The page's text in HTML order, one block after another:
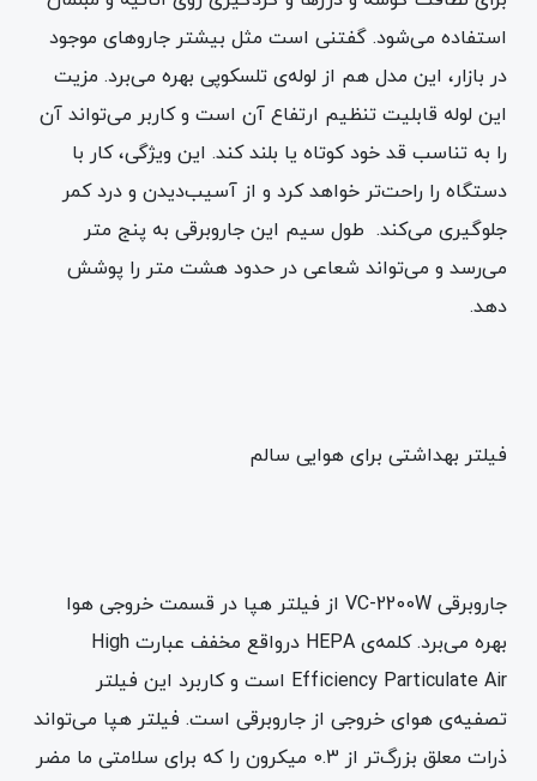
استفاده می‌شود. گفتنی است مثل بیشتر جاروهای موجود
در بازار، این مدل هم از لوله‌ی تلسکوپی بهره می‌برد. مزیت
این لوله قابلیت تنظیم ارتفاع آن است و کاربر می‌تواند آن
را به تناسب قد خود کوتاه یا بلند کند. این ویژگی، کار با
دستگاه را راحت‌تر خواهد کرد و از آسیب‌دیدن و درد کمر
جلوگیری می‌کند. طول سیم این جاروبرقی به پنج متر
می‌رسد و می‌تواند شعاعی در حدود هشت متر را پوشش
دهد.
فیلتر بهداشتی برای هوایی سالم
جاروبرقی VC-2200W از فیلتر هپا در قسمت خروجی هوا
بهره می‌برد. کلمه‌ی HEPA درواقع مخفف عبارت High
Efficiency Particulate Air است و کاربرد این فیلتر
تصفیه‌ی هوای خروجی از جاروبرقی است. فیلتر هپا می‌تواند
ذرات معلق بزرگ‌تر از 0.3 میکرون را که برای سلامتی ما مضر